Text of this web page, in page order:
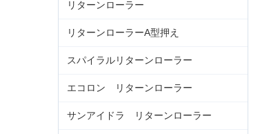
リターンローラー
リターンローラーA型押え
スパイラルリターンローラー
エコロン リターンローラー
サンアイドラ リターンローラー